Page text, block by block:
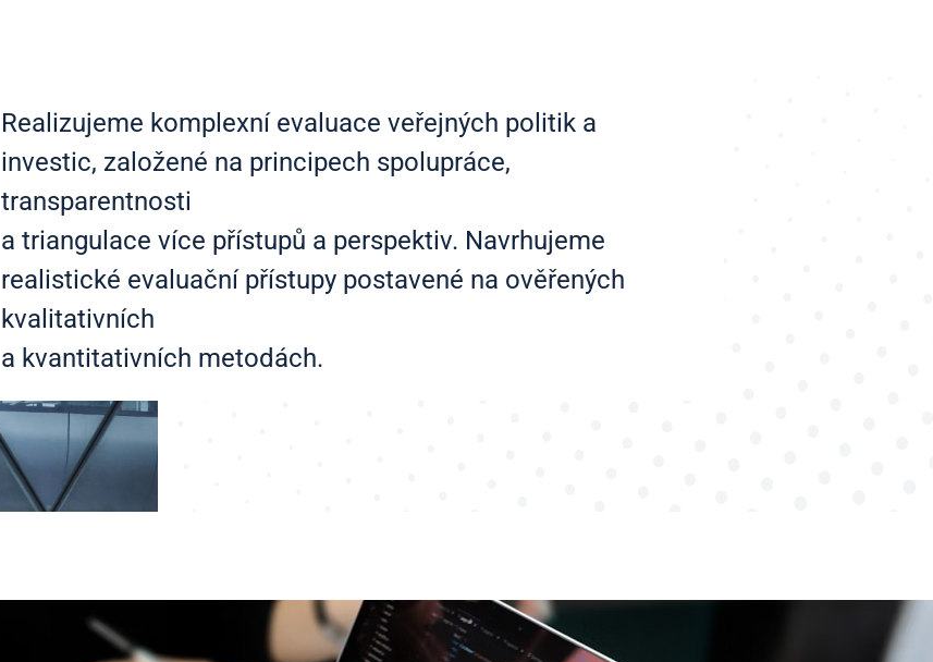
Realizujeme komplexní evaluace veřejných politik a
investic, založené na principech spolupráce,
transparentnosti
a triangulace více přístupů a perspektiv. Navrhujeme
realistické evaluační přístupy postavené na ověřených
kvalitativních
a kvantitativních metodách.